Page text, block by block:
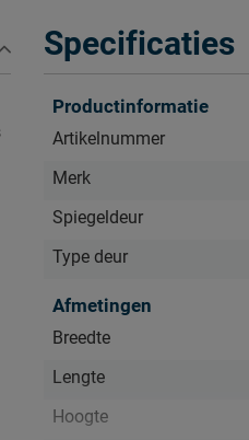
Specificaties
Productinformatie
Artikelnummer
Merk
Spiegeldeur
Type deur
Afmetingen
Breedte
Lengte
Hoogte